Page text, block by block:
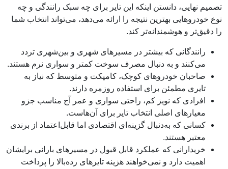
تصمیم نهایی، دانستن اینکه این تایر برای چه سبک رانندگی و چه
نوع خودروهایی بهترین نتیجه را ارائه می‌دهد، می‌تواند انتخاب شما
را دقیق‌تر و هوشمندانه‌تر کند.
رانندگانی که بیشتر در مسیرهای شهری و بین‌شهری تردد
می‌کنند و به دنبال مصرف سوخت کمتر و سواری نرم هستند.
صاحبان خودروهای کوچک، کامپکت و متوسط که نیاز به
تایری مطمئن برای استفاده روزمره دارند.
افرادی که نویز کم، راحتی سواری و عمر آج مناسب جزو
معیارهای اصلی انتخاب تایر برای آن‌هاست.
کسانی که به‌دنبال گزینه‌ای اقتصادی اما قابل‌اعتماد از برندی
معتبر هستند.
خریدارانی که عملکرد قابل قبول در مسیرهای بارانی برایشان
اهمیت دارد و نمی‌خواهند هزینه تایرهای رده‌بالا را پرداخت